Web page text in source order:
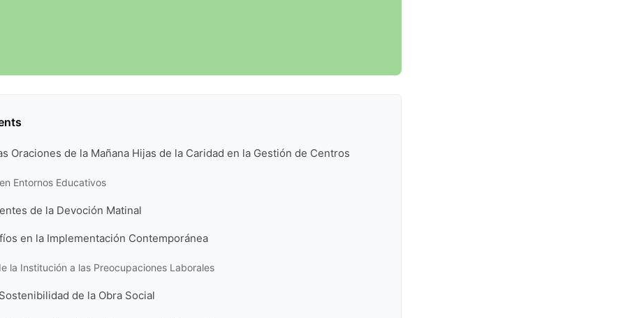
Oraciones de la Mañana Hijas de la Caridad en la Gestión de Centros
Entornos Educativos
de la Devoción Matinal
en la Implementación Contemporánea
la Institución a las Preocupaciones Laborales
de la Obra Social